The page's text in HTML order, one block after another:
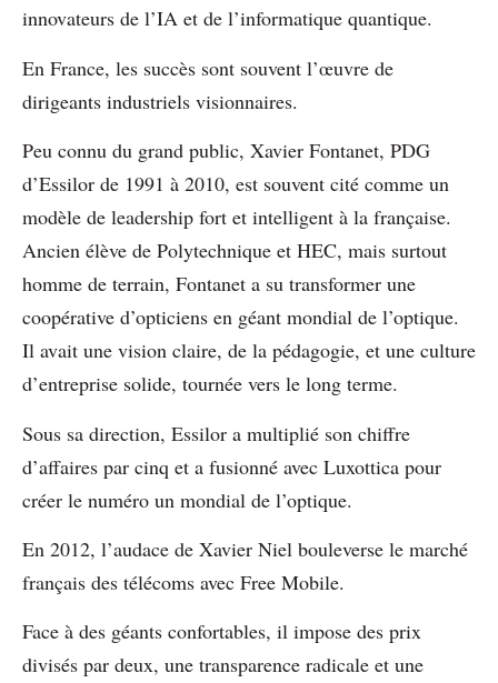
innovateurs de l’IA et de l’informatique quantique.
En France, les succès sont souvent l’œuvre de
dirigeants industriels visionnaires.
Peu connu du grand public, Xavier Fontanet, PDG
d’Essilor de 1991 à 2010, est souvent cité comme un
modèle de leadership fort et intelligent à la française.
Ancien élève de Polytechnique et HEC, mais surtout
homme de terrain, Fontanet a su transformer une
coopérative d’opticiens en géant mondial de l’optique.
Il avait une vision claire, de la pédagogie, et une culture
d’entreprise solide, tournée vers le long terme.
Sous sa direction, Essilor a multiplié son chiffre
d’affaires par cinq et a fusionné avec Luxottica pour
créer le numéro un mondial de l’optique.
En 2012, l’audace de Xavier Niel bouleverse le marché
français des télécoms avec Free Mobile.
Face à des géants confortables, il impose des prix
divisés par deux, une transparence radicale et une